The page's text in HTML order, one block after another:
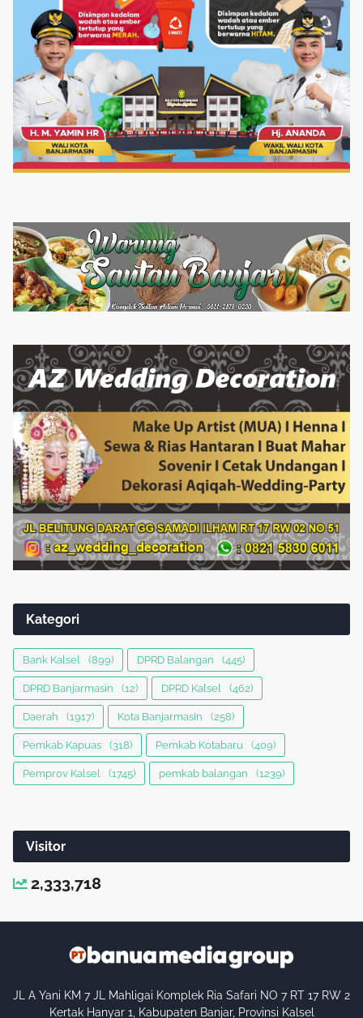
Kategori
Bank Kalsel (899) DPRD Balangan (445)
DPRD Banjarmasin (12) DPRD Kalsel (462)
Daerah (1917) Kota Banjarmasin (258)
Pemkab Kapuas (318) Pemkab Kotabaru (409)
Pemprov Kalsel (1745) pemkab balangan (1239)
Visitor
2,333,718
JL A Yani KM 7 JL Mahligai Komplek Ria Safari NO 7 RT 17 RW 2
Kertak Hanyar 1, Kabupaten Banjar, Provinsi Kalsel